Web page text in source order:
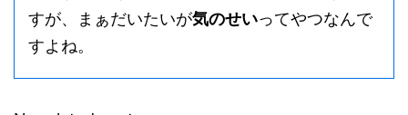
ちですね。ある程度確率の偏りってのはありま
すが、まぁだいたいが